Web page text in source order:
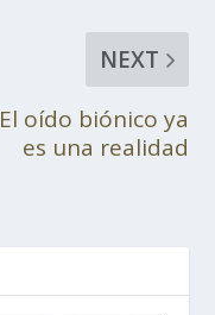
NEXT
El oído biónico ya
es una realidad